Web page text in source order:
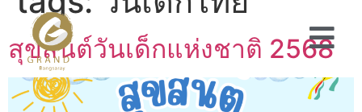
สุขสันต์วันเด็กแห่งชาติ 2568